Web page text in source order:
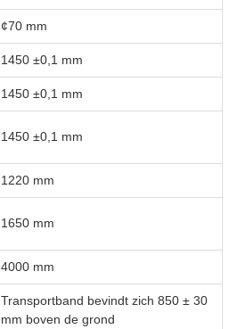
¢70 mm
1450 ±0,1 mm
1450 ±0,1 mm
1450 ±0,1 mm
1220 mm
1650 mm
4000 mm
Transportband bevindt zich 850 ± 30
mm boven de grond